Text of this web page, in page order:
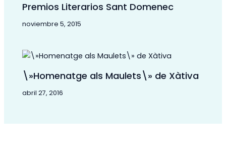
Premios Literarios Sant Domenec
noviembre 5, 2015
\»Homenatge als Maulets\» de Xàtiva
abril 27, 2016